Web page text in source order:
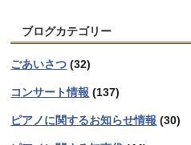
ブログカテゴリー
ごあいさつ (32)
コンサート情報 (137)
ピアノに関するお知らせ情報 (30)